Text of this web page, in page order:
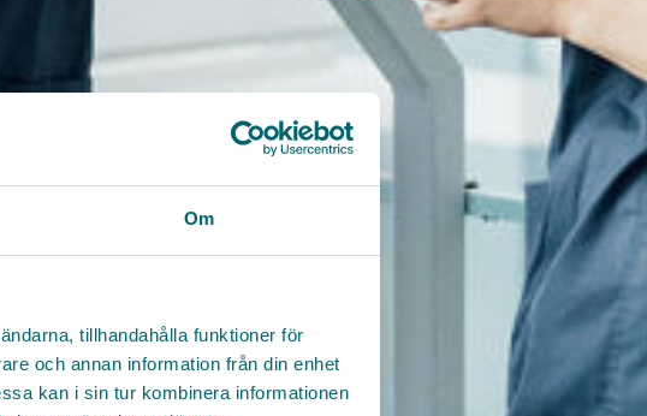
Om
tillhandahålla funktioner för
och annan information från din enhet
kan i sin tur kombinera informationen